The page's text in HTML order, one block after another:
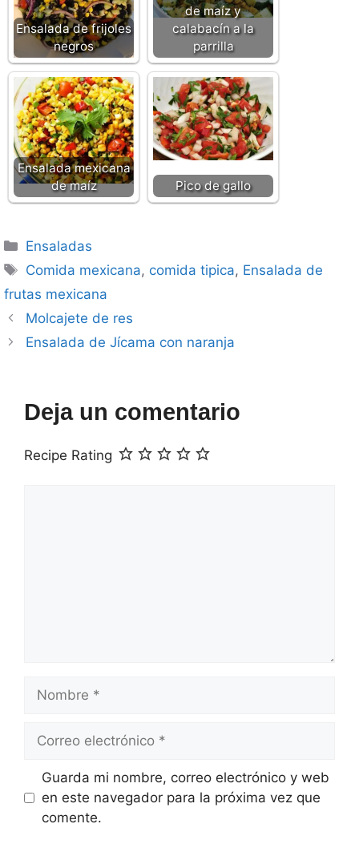
Ensalada de frijoles
negros
de maíz y
calabacín a la
parrilla
Ensalada mexicana
de maíz
Pico de gallo
Categorías
Ensaladas
Etiquetas
Comida mexicana, comida tipica, Ensalada de
frutas mexicana
Molcajete de res
Ensalada de Jícama con naranja
Deja un comentario
Recipe Rating
electrónico
Guarda mi nombre, correo electrónico y web
en este navegador para la próxima vez que
comente.